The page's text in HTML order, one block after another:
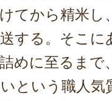
てから精米し
する。そこ
めに至るまで
という職人